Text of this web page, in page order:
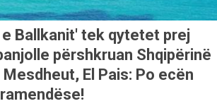
e Ballkanit' tek qytetet prej
përshkruan Shqipërinë
El Pais: Po ecën